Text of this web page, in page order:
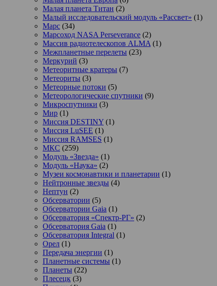
Малая планета Титан (2)
Малый исследовательский модуль «Рассвет» (1)
Марс (34)
Марсоход NASA Perseverance (2)
Массив радиотелескопов ALMA (1)
Межпланетные перелеты (23)
Меркурий (3)
Метеоритные кратеры (7)
Метеориты (3)
Метеорные потоки (5)
Метеорологические спутники (9)
Микроспутники (3)
Мир (1)
Миссия DESTINY (1)
Миссия LuSEE (1)
Миссия RAMSES (1)
МКС (259)
Модуль «Звезда» (1)
Модуль «Наука» (2)
Музеи космонавтики и планетарии (1)
Нейтронные звезды (4)
Нептун (2)
Обсерватории (5)
Обсерватории Gaia (1)
Обсерватория «Спектр-РГ» (2)
Обсерватория Gaia (1)
Обсерватория Integral (1)
Орел (1)
Передача энергии (1)
Планетные системы (1)
Планеты (22)
Плесецк (3)